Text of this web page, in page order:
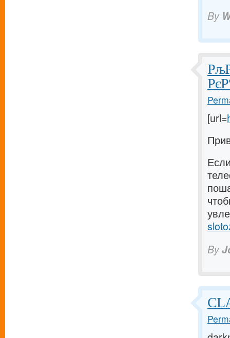
By
[url=
By